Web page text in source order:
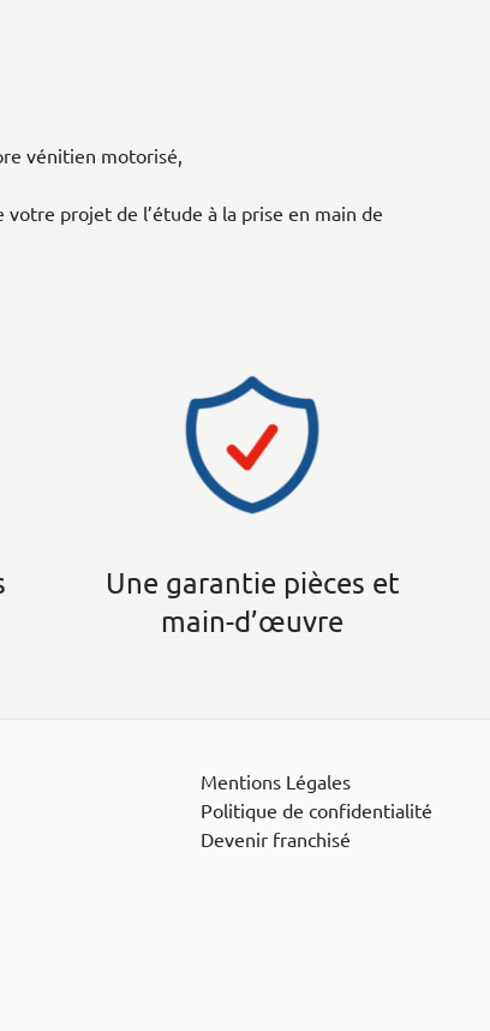
vénitien motorisé,
projet de l’étude à la prise en main de
Une garantie pièces et
main-d’œuvre
Mentions Légales
Politique de confidentialité
Devenir franchisé